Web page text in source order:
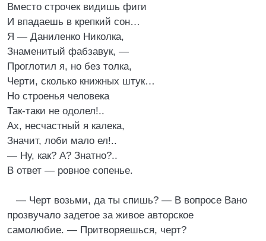
Вместо строчек видишь фиги
И впадаешь в крепкий сон…
Я — Даниленко Николка,
Знаменитый фабзавук, —
Проглотил я, но без толка,
Черти, сколько книжных штук…
Но строенья человека
Так-таки не одолел!..
Ах, несчастный я калека,
Значит, лоби мало ел!..
— Ну, как? А? Знатно?..
В ответ — ровное сопенье.
— Черт возьми, да ты спишь? — В вопросе Вано
прозвучало задетое за живое авторское
самолюбие. — Притворяешься, черт?